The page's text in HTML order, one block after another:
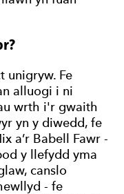
unigryw. Fe
alluogi i ni
wrth i'r gwaith
yn y diwedd, fe
a’r Babell Fawr -
y llefydd yma
canslo
- fe